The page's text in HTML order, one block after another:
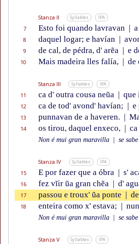
Stanza II Syllables IPA
7 Esto foi quando lavravan |
8 daquel logar; e havían |
9 de cal, de pédra, d' arẽa | e
10 Mais madeira lles falía, | de
Stanza III Syllables IPA
11 ca d' outra cousa neũa | que
12 ca de tod' avond' havían; | e
13 punnavan de a haveren. |
14 os tirou, daquel enxeco, |
Non é mui gran maravilla se
Stanza IV Syllables IPA
15 E por fazer que a óbra | s'
16 fez vĩir ũa gran chẽa | d'
17 passou e troux' ũa ponte |
18 enteira como x' estava; |
Non é mui gran maravilla se
Stanza V Syllables IPA